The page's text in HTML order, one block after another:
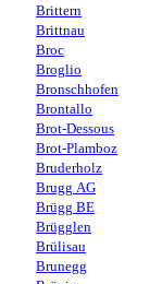
Brittern
Brittnau
Broc
Broglio
Bronschhofen
Brontallo
Brot-Dessous
Brot-Plamboz
Bruderholz
Brugg AG
Brügg BE
Brügglen
Brülisau
Brunegg